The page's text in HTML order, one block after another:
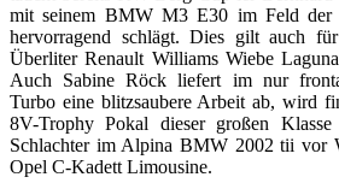
mit seinem BMW M3 E30 im Feld der
hervorragend schlägt. Dies gilt auch
Überliter Renault Williams Wiebe
Auch Sabine Röck liefert im nur
Turbo eine blitzsaubere Arbeit ab, wird
8V-Trophy Pokal dieser großen
Schlachter im Alpina BMW 2002 tii vor
Opel C-Kadett Limousine.